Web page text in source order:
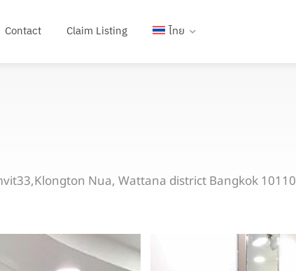
Contact Claim Listing ไทย
Nua, Wattana district Bangkok 10110